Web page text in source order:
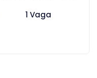
1 Vaga